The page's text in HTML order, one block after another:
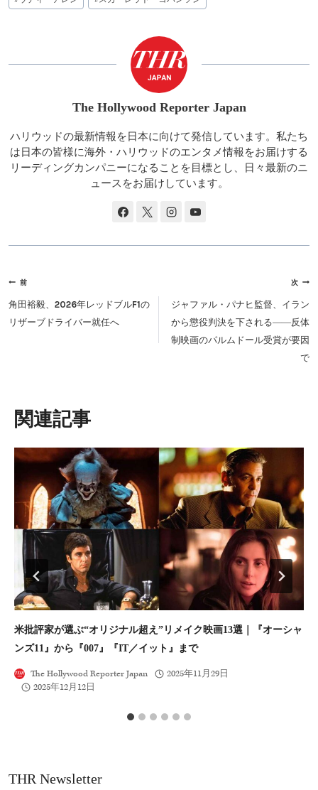
稿
The Hollywood Reporter Japan
ハリウッドの最新情報を日本に向けて発信しています。私たち
は日本の皆様に海外・ハリウッドのエンタメ情報をお届けする
リーディングカンパニーになることを目標とし、日々最新のニ
ュースをお届けしています。
投
稿
ナ
ョ
ン
前
角田裕毅、2026年レッドブルF1の
リザーブドライバー就任へ
次
ジャファル・パナヒ監督、イラン
から懲役判決を下される――反体
制映画のパルムドール受賞が要因
で
類似投稿
米批評家が選ぶ“オリジナル超え”リメイク映画13選｜『オーシャ
ンズ11』から『007』『IT／イット』まで
The Hollywood Reporter Japan
2025年11月29日
2025年12月12日
THR Newsletter